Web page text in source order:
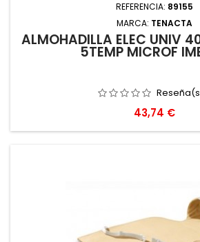
REFERENCIA: 89155
MARCA: TENACTA
ALMOHADILLA ELEC UNIV
5TEMP MICROF
Precio
43,74 €